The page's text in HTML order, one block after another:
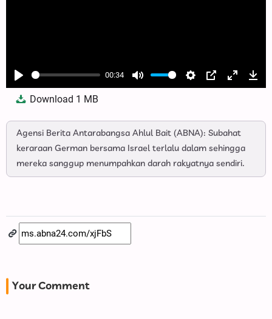
Play
00:34
Mute Settings
PIP Enter
Download 1 MB
Agensi Berita Antarabangsa Ahlul Bait (ABNA): Subahat
keraraan German bersama Israel terlalu dalam sehingga
mereka sanggup menumpahkan darah rakyatnya sendiri.
Your Comment